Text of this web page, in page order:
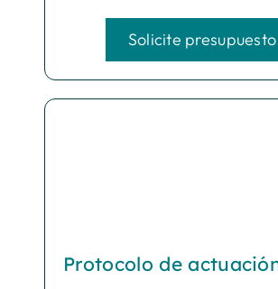
Solicite presupuesto
Protocolo de